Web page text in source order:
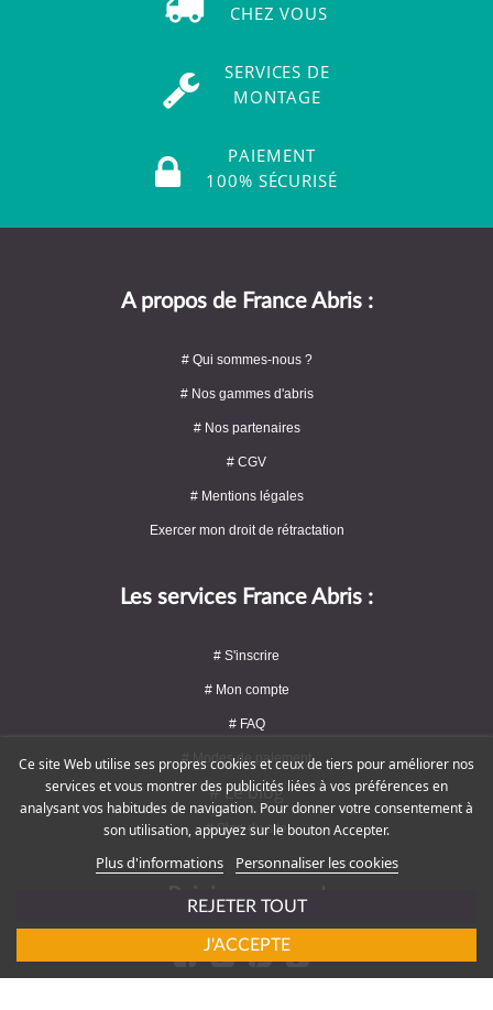
CHEZ VOUS
SERVICES DE
MONTAGE
PAIEMENT
100% SÉCURISÉ
A propos de France Abris :
# Qui sommes-nous ?
# Nos gammes d'abris
# Nos partenaires
# CGV
# Mentions légales
Exercer mon droit de rétractation
Les services France Abris :
# S'inscrire
# Mon compte
# FAQ
# Modes de paiement
# Le blog
# Plan du site
Rejoignez-nous !
Ce site Web utilise ses propres cookies et ceux de tiers pour améliorer nos
services et vous montrer des publicités liées à vos préférences en
analysant vos habitudes de navigation. Pour donner votre consentement à
son utilisation, appuyez sur le bouton Accepter.
Plus d'informations Personnaliser les cookies
REJETER TOUT
J'ACCEPTE